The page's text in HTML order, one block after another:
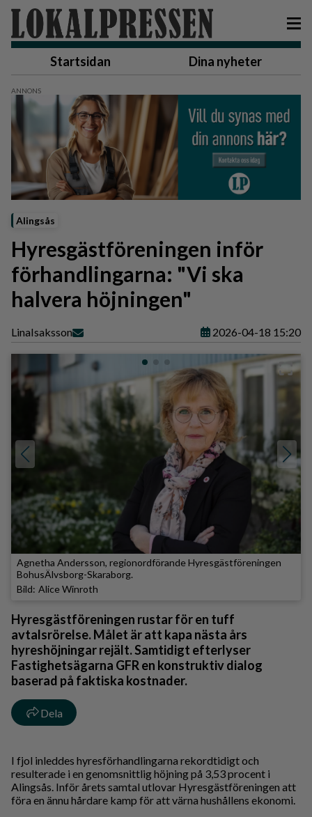
Startsidan Dina nyheter
Alingsås
Hyresgästföreningen inför
förhandlingarna: "Vi ska
halvera höjningen"
LinaIsaksson 2026-04-18 15:20
Agnetha Andersson, regionordförande Hyresgästföreningen
BohusÄlvsborg-Skaraborg.
Alice Winroth
Hyresgästföreningen rustar för en tuff
avtalsrörelse. Målet är att kapa nästa års
hyreshöjningar rejält. Samtidigt efterlyser
Fastighetsägarna GFR en konstruktiv dialog
baserad på faktiska kostnader.
Dela
I fjol inleddes hyresförhandlingarna rekordtidigt och
resulterade i en genomsnittlig höjning på 3,53 procent i
Alingsås. Inför årets samtal utlovar Hyresgästföreningen att
föra en ännu hårdare kamp för att värna hushållens ekonomi.